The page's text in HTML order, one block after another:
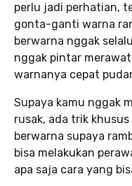
perlu jadi perhatian,
gonta-ganti warna
berwarna nggak
nggak pintar
warnanya cepat
Supaya kamu nggak
rusak, ada trik
berwarna supaya
bisa melakukan
apa saja cara yang